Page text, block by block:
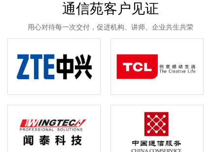
通信苑客户见证
用心对待每一次交付，促进机构、讲师、企业共生共荣